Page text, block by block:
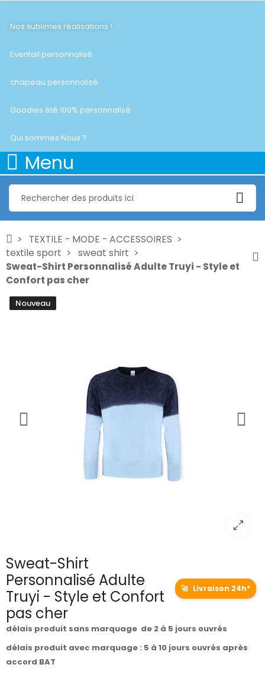
Nos sublimes réalisations !
Eventail personnalisé
chapeau personnalisé
Goodies été 100% personnalisé
Qui sommes Nous ?
Menu
TEXTILE - MODE - ACCESSOIRES
textile sport
sweat shirt
Sweat-Shirt Personnalisé Adulte Truyi - Style et
Confort pas cher
Nouveau
Sweat-Shirt
Personnalisé Adulte
Truyi - Style et Confort
pas cher
🚀 Livraison 24h*
délais produit sans marquage de 2 à 5 jours ouvrés
délais produit avec marquage : 5 à 10 jours ouvrés après
accord BAT